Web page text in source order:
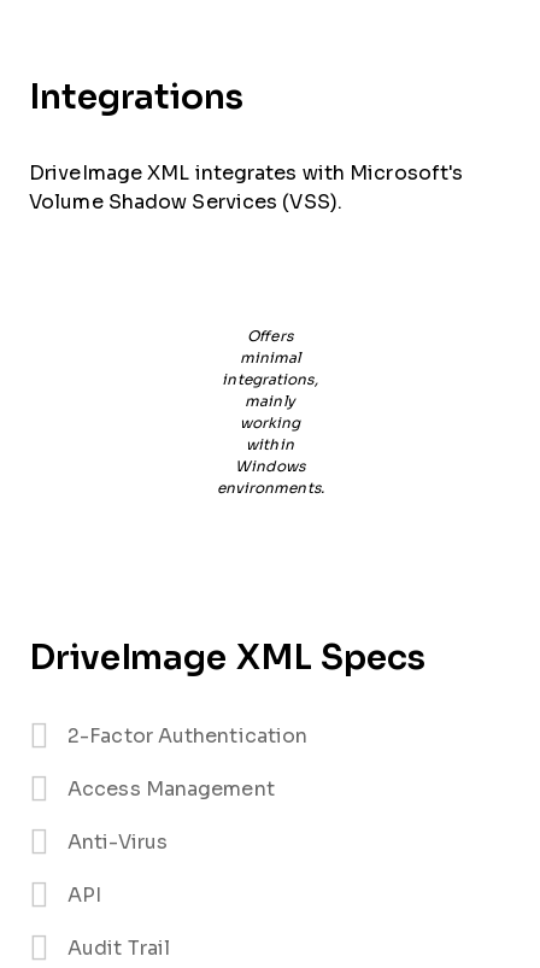
Integrations
DriveImage XML integrates with Microsoft's
Volume Shadow Services (VSS).
Offers
minimal
integrations,
mainly
working
within
Windows
environments.
DriveImage XML Specs
2-Factor Authentication
Access Management
Anti-Virus
API
Audit Trail